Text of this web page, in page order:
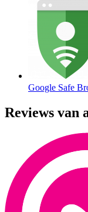
Google Safe
Reviews van